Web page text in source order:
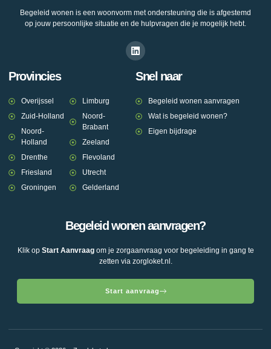
Begeleid wonen is een woonvorm met ondersteuning die is afgestemd
op jouw persoonlijke situatie en de hulpvragen die je mogelijk hebt.
Provincies
Overijssel
Zuid-Holland
Noord-
Holland
Drenthe
Friesland
Groningen
Limburg
Noord-
Brabant
Zeeland
Flevoland
Utrecht
Gelderland
Snel naar
Begeleid wonen aanvragen
Wat is begeleid wonen?
Eigen bijdrage
Begeleid wonen aanvragen?
Klik op Start Aanvraagom je zorgaanvraag voor begeleiding in gang te
zetten via zorgloket.nl.
Start aanvraag